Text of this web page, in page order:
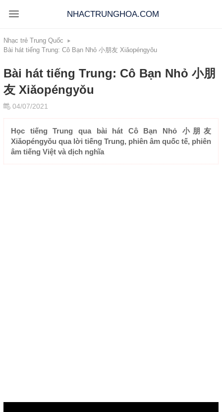
NHACTRUNGHOA.COM
Nhạc trẻ Trung Quốc
Bài hát tiếng Trung: Cô Bạn Nhỏ 小朋友 Xiǎopéngyǒu
Bài hát tiếng Trung: Cô Bạn Nhỏ 小朋
友 Xiǎopéngyǒu
04/07/2021
Học tiếng Trung qua bài hát Cô Bạn Nhỏ 小朋友
Xiǎopéngyǒu qua lời tiếng Trung, phiên âm quốc tế, phiên
âm tiếng Việt và dịch nghĩa